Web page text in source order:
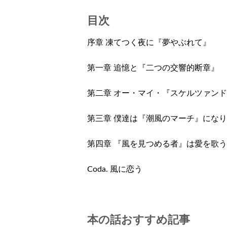
目次
序章 凍てつく夜に『夢やぶれて』
第一章 追憶と『二つの交響的断章』
第二章 オー・マイ・『スケルツァンド
第三章 僕達は『潮風のマーチ』にな
第四章 『風を見つめる者』は愛を歌う
Coda. 風に恋う
本の話おすすめ記事